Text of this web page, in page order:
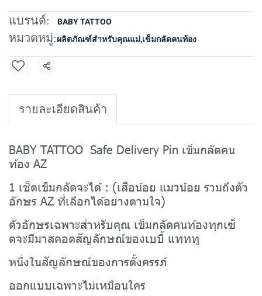
แบรนด์: BABY TATTOO
หมวดหมู่:ผลิตภัณฑ์สำหรับคุณแม่,เข็มกลัดคนท้อง
แชร์
รายละเอียดสินค้า
BABY TATTOO Safe Delivery Pin เข็มกลัดคน
ท้อง AZ
1 เช็ตเข็มกลัดจะได้ : (เสือน้อย แมวน้อย รวมถึงตัว
อักษร AZ ที่เลือกได้อย่างตามใจ)
ตัวอักษรเฉพาะสำหรับคุณ เข็มกลัดคนท้องทุกเซ็
ตจะมีมาสคอตสัญลักษณ์ของเบบี้ แทททู
หนึ่งในสัญลักษณ์ของการตั้งครรภ์
ออกแบบเฉพาะไม่เหมือนใคร